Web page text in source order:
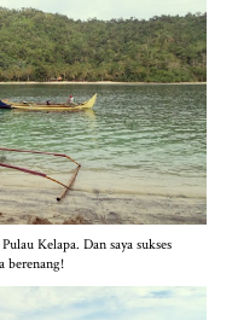
Kelapa. Dan saya sukses
berenang!